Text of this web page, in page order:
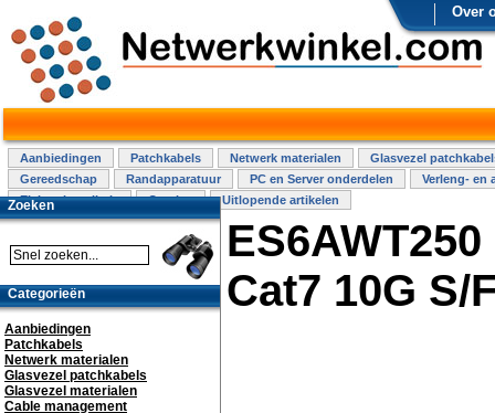
Over
Aanbiedingen Patchkabels Netwerk materialen
Glasvezel
Gereedschap
Randapparatuur PC en Server onderdelen
Verleng- en
Elektra installatie
Overige Uitlopende artikelen
Cat7 10G S/
Zoeken
Categorieën
Aanbiedingen
Patchkabels
Netwerk materialen
Glasvezel patchkabels
Glasvezel materialen
Cable management